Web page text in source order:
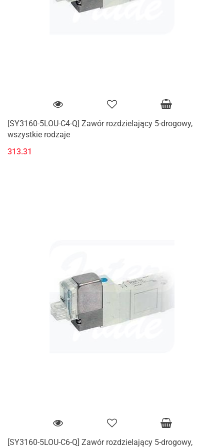
[SY3160-5LOU-C4-Q] Zawór rozdzielający 5-drogowy,
wszystkie rodzaje
313.31
[SY3160-5LOU-C6-Q] Zawór rozdzielający 5-drogowy,